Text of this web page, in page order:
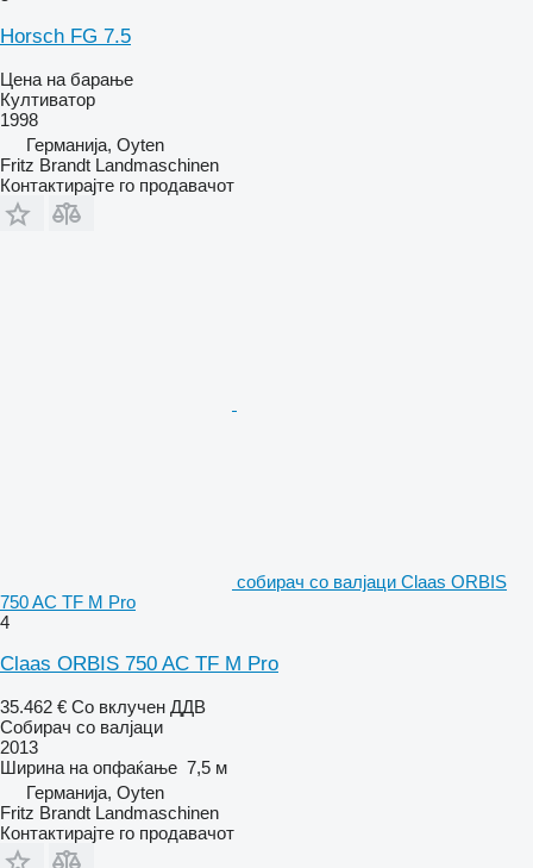
Horsch FG 7.5
Цена на барање
Култиватор
1998
Германија, Oyten
Fritz Brandt Landmaschinen
Контактирајте го продавачот
собирач со валјаци Claas ORBIS
750 AC TF M Pro
4
Claas ORBIS 750 AC TF M Pro
35.462 € Со вклучен ДДВ
Собирач со валјаци
2013
Ширина на опфаќање 7,5 м
Германија, Oyten
Fritz Brandt Landmaschinen
Контактирајте го продавачот